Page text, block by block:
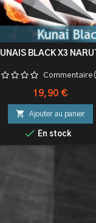
BLACK X3
Prix
19,90 €
 Ajouter au panier
 En stock